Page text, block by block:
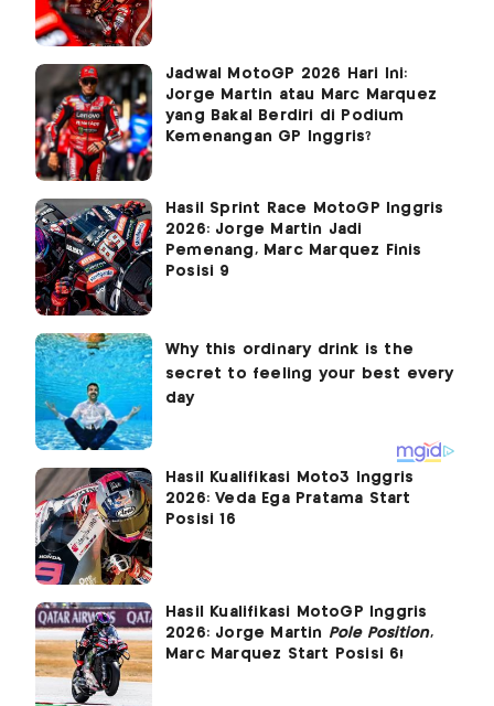
Jadwal MotoGP 2026 Hari Ini:
Jorge Martin atau Marc Marquez
yang Bakal Berdiri di Podium
Kemenangan GP Inggris?
Hasil Sprint Race MotoGP Inggris
2026: Jorge Martin Jadi
Pemenang, Marc Marquez Finis
Posisi 9
Hasil Kualifikasi Moto3 Inggris
2026: Veda Ega Pratama Start
Posisi 16
Hasil Kualifikasi MotoGP Inggris
2026: Jorge Martin Pole Position,
Marc Marquez Start Posisi 6!